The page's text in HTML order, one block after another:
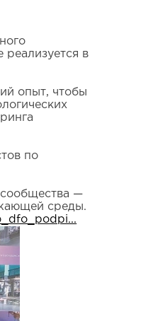
в
опыт, чтобы
по
сообщества —
среды.